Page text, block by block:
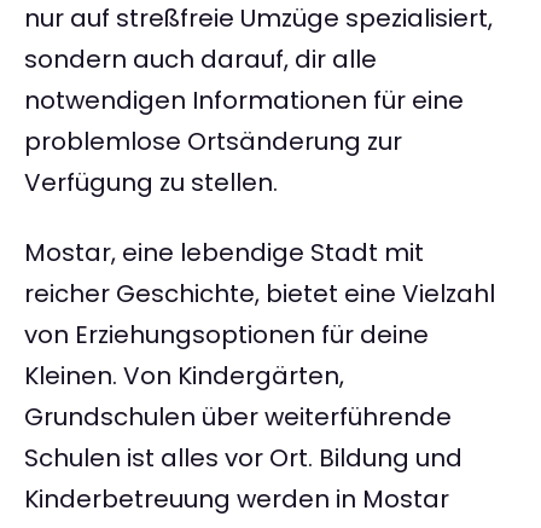
nur auf streßfreie Umzüge spezialisiert,
sondern auch darauf, dir alle
notwendigen Informationen für eine
problemlose Ortsänderung zur
Verfügung zu stellen.
Mostar, eine lebendige Stadt mit
reicher Geschichte, bietet eine Vielzahl
von Erziehungsoptionen für deine
Kleinen. Von Kindergärten,
Grundschulen über weiterführende
Schulen ist alles vor Ort. Bildung und
Kinderbetreuung werden in Mostar